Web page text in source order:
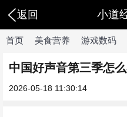
返回 小道
首页 美食营养 游戏数码
中国好声音第三季怎
2026-05-18 11:30:14